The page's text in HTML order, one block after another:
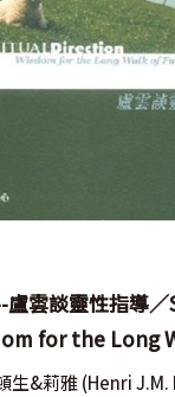
盧雲談靈性指導
for the Long
生&莉雅 (Henri